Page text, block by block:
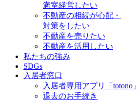
満室経営したい
不動産の相続が心配・
対策をしたい
不動産を売りたい
不動産を活用したい
私たちの強み
SDGs
入居者窓口
入居者専用アプリ「totono」
退去のお手続き